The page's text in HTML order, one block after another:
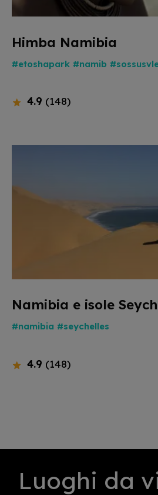
Himba Namibia
#etoshapark #namib
4.9 (148)
Namibia e isole
#namibia #seychelles
4.9 (148)
Luoghi da